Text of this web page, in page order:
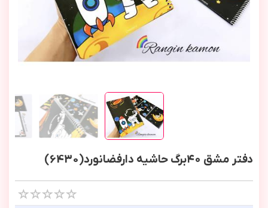
دفتر مشق ٤٠برگ حاشیه دارفضانورد(6430)